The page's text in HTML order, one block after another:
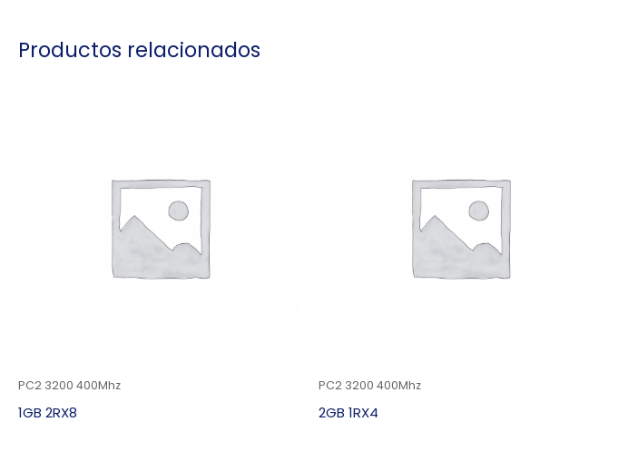
Productos relacionados
PC2 3200 400Mhz
1GB 2RX8
PC2 3200 400Mhz
2GB 1RX4